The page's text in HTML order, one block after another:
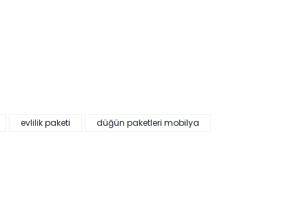
evlilik paketi
düğün paketleri mobilya